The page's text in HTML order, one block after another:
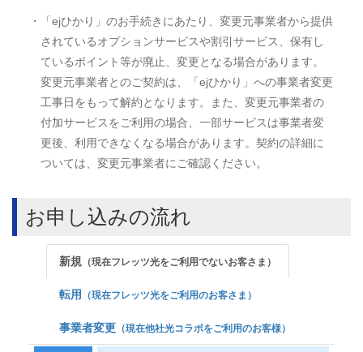
・「ejひかり」のお手続きにあたり、変更元事業者から提供
されているオプションサービスや割引サービス、保有し
ているポイント等が廃止、変更となる場合があります。
変更元事業者とのご契約は、「ejひかり」への事業者変更
工事日をもって解約となります。また、変更元事業者の
付加サービスをご利用の場合、一部サービスは事業者変
更後、利用できなくなる場合があります。契約の詳細に
ついては、変更元事業者にご確認ください。
お申し込みの流れ
新規（現在フレッツ光をご利用でないお客さま）
転用 （現在フレッツ光をご利用のお客さま）
事業者変更（現在他社光コラボをご利用のお客様）